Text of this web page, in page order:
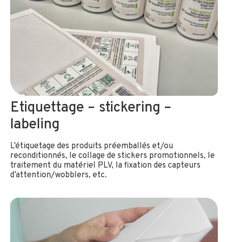
Etiquettage – stickering –
labeling
L’étiquetage des produits préemballés et/ou
reconditionnés, le collage de stickers promotionnels, le
traitement du matériel PLV, la fixation des capteurs
d’attention/wobblers, etc.